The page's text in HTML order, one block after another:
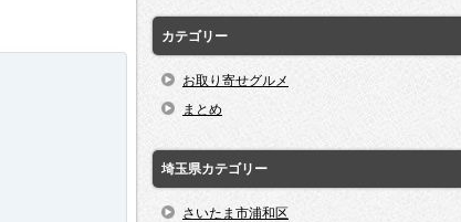
カテゴリー
お取り寄せグルメ
まとめ
埼玉県カテゴリー
さいたま市浦和区